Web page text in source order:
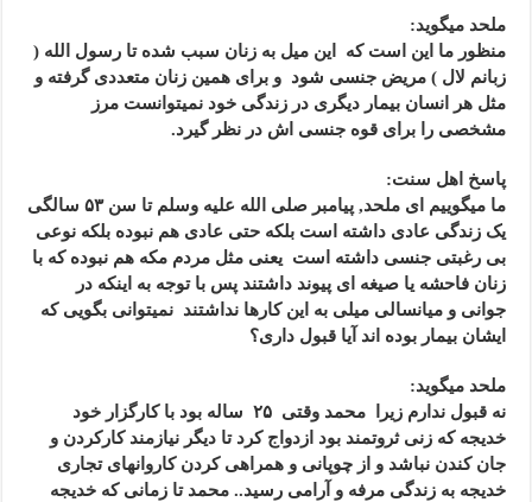
ملحد میگوید:
منظور ما این است که این میل به زنان سبب شده تا رسول الله (
زبانم لال ) مریض جنسی شود و برای همین زنان متعددی گرفته و
مثل هر انسان بیمار دیگری در زندگی خود نمیتوانست مرز
مشخصی را برای قوه جنسی اش در نظر گیرد.
پاسخ اهل سنت:
ما میگوییم ای ملحد, پیامبر صلی الله علیه وسلم تا سن ۵۳ سالگی
یک زندگی عادی داشته است بلکه حتی عادی هم نبوده بلکه نوعی
بی رغبتی جنسی داشته است یعنی مثل مردم مکه هم نبوده که با
زنان فاحشه یا صیغه ای پیوند داشتند پس با توجه به اینکه در
جوانی و میانسالی میلی به این کارها نداشتند نمیتوانی بگویی که
ایشان بیمار بوده اند آیا قبول داری؟
ملحد میگوید:
نه قبول ندارم زیرا محمد وقتی ۲۵ ساله بود با کارگزار خود
خدیجه که زنی ثروتمند بود ازدواج کرد تا دیگر نیازمند کارکردن و
جان کندن نباشد و از چوپانی و همراهی کردن کاروانهای تجاری
خدیجه به زندگی مرفه و آرامی رسید.. محمد تا زمانی که خدیجه